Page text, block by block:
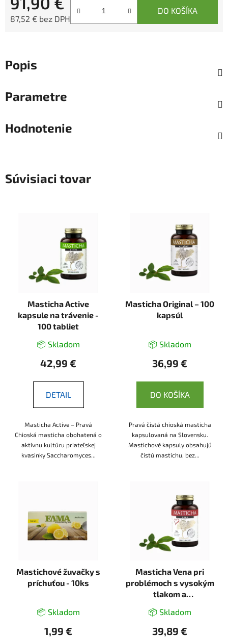
87,52 € bez DPH
DO KOŠÍKA
Popis
Parametre
Hodnotenie
Súvisiaci tovar
Masticha Active
kapsule na trávenie -
100 tabliet
📦 Skladom
42,99 €
DETAIL
Masticha Active – Pravá
Chioská masticha obohatená o
aktívnu kultúru priateľskej
kvasinky Saccharomyces...
Masticha Original – 100
kapsúl
📦 Skladom
36,99 €
DO KOŠÍKA
Pravá čistá chioská masticha
kapsulovaná na Slovensku.
Mastichové kapsuly obsahujú
čistú mastichu, bez...
Mastichové žuvačky s
príchuťou - 10ks
📦 Skladom
1,99 €
Masticha Vena pri
problémoch s vysokým
tlakom a
tabliet
📦 Skladom
39,89 €